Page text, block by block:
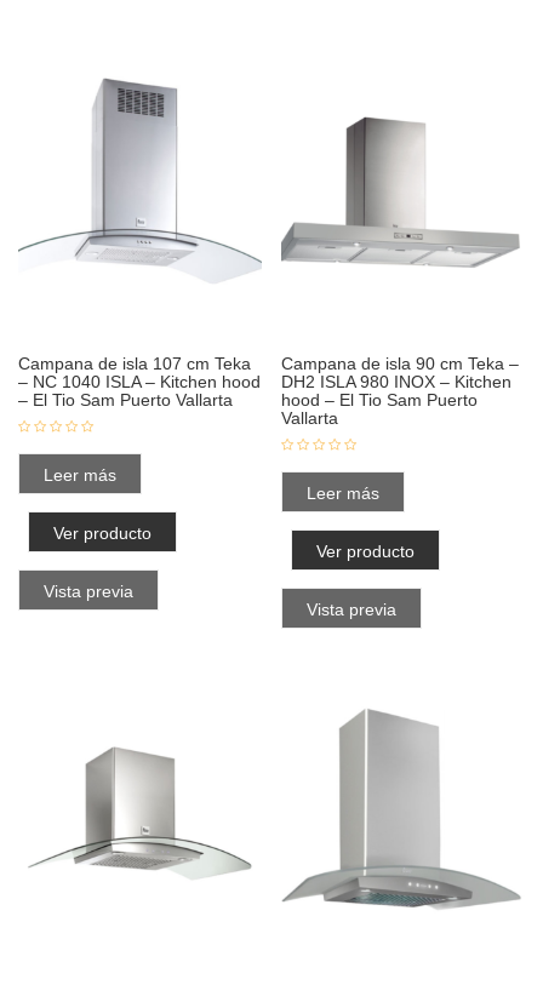
Campana de isla 107 cm Teka
– NC 1040 ISLA – Kitchen hood
– El Tio Sam Puerto Vallarta
Leer más
Ver producto
Vista previa
Campana de isla 90 cm Teka –
DH2 ISLA 980 INOX – Kitchen
hood – El Tio Sam Puerto
Vallarta
Leer más
Ver producto
Vista previa